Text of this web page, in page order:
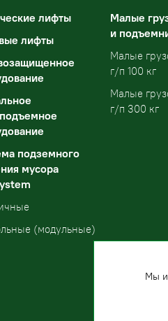
лифты
лифты
подземного
мусора
(модульные)
Малые
и
Малые
г/п 100 кг
Малые
г/п 300 кг
Мы